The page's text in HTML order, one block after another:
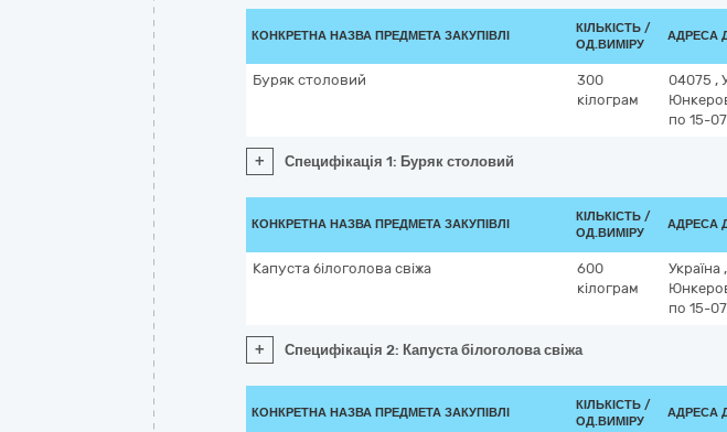
КОНКРЕТНА НАЗВА ПРЕДМЕТА ЗАКУПІВЛІ
КІЛЬКІСТЬ /
ОД.ВИМІРУ
АДРЕСА
Буряк столовий
300
кілограм
04075 ,
по 15-
+ Специфікація 1: Буряк столовий
КОНКРЕТНА НАЗВА ПРЕДМЕТА ЗАКУПІВЛІ
КІЛЬКІСТЬ /
ОД.ВИМІРУ
АДРЕСА
Капуста білоголова свіжа
600
кілограм
Україна ,
по 15-
+ Специфікація 2: Капуста білоголова свіжа
КОНКРЕТНА НАЗВА ПРЕДМЕТА ЗАКУПІВЛІ
КІЛЬКІСТЬ /
ОД.ВИМІРУ
АДРЕСА